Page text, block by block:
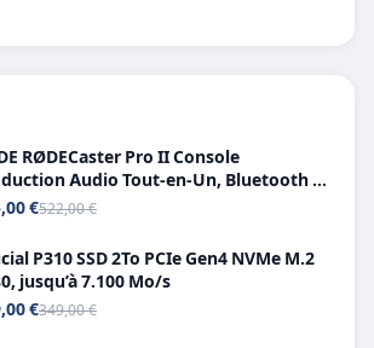
RØDECaster Pro II Console
Audio Tout-en-Un, Bluetooth et
USB-C
€522,00 €
P310 SSD 2To PCIe Gen4 NVMe M.2
jusqu’à 7.100 Mo/s
€349,00 €